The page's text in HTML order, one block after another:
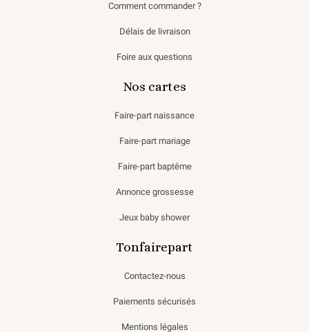
Comment commander ?
Délais de livraison
Foire aux questions
Nos cartes
Faire-part naissance
Faire-part mariage
Faire-part baptême
Annonce grossesse
Jeux baby shower
Tonfairepart
Contactez-nous
Paiements sécurisés
Mentions légales